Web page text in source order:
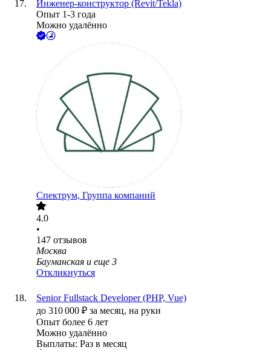
Инженер-конструктор (Revit/Tekla)
Опыт 1-3 года
Можно удалённо
Спектрум, Группа компаний
4.0
•
147 отзывов
Москва
Бауманская и еще 3
Откликнуться
Senior Fullstack Developer (PHP, Vue)
до 310 000 ₽ за месяц, на руки
Опыт более 6 лет
Можно удалённо
Выплаты: Раз в месяц